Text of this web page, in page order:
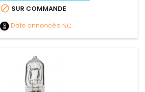
 SUR COMMANDE
Date annoncée NC